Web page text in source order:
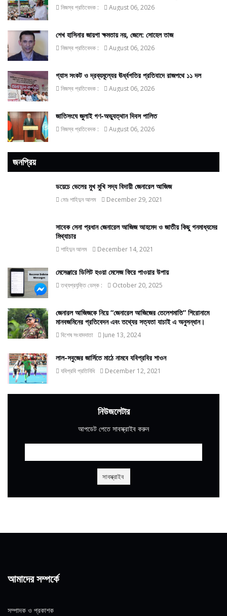
নিজস্ব প্রতিবেদক : August 06, 2026
শেখ হাসিনার জায়গা ক্ষমতায় নয়, জেলে: সোহেল তাজ
নিজস্ব প্রতিবেদক : August 06, 2026
গ্যাস সংকট ও দ্রব্যমূল্যের ঊর্ধ্বগতির প্রতিবাদে রাজপথে ১১ দল
নিজস্ব প্রতিবেদক : August 06, 2026
জাতিসংঘে জুলাই গণ-অভ্যুত্থান দিবস পালিত
নিজস্ব প্রতিবেদক : August 06, 2026
জনপ্রিয়
ডয়েচে ভেলের মুখ মুখি সদ্য বিদায়ী জেনারেল আজিজ
মোঃ শাহিদুন আলম December 29, 2021
সাবেক সেনা প্রধান জেনারেল আজিজ আহমেদ ও জাতীয় কিছু গনমাধ্যমের
মিথ্যাচার
শাহিদুন আলম December 14, 2021
মেসেঞ্জারে ডিলিট হওয়া মেসেজ ফিরে পাওয়ার উপায়
তথ্যপ্রযুক্তি ডেস্ক : October 20, 2025
জেনারল আজিজকে নিয়ে “জেনারেল আজিজের তেলেশমাতি” শিরোনামে
মানবজমিনের প্রতিবেদন এবং তথ্যের সত্যতা যাচাই এ অনুসন্ধান।
বিশেষ সংবাদদাতা June 13, 2024
লাল-সবুজের জার্সিতে মাঠে নামবে যবিপ্রবির শাওন
যবিপ্রবি প্রতিনিধি December 12, 2021
নিউজলেটার
আপডেট পেতে সাবস্ক্রাইব করুন
আমাদের সম্পর্কে
সম্পাদক ও প্রকাশক